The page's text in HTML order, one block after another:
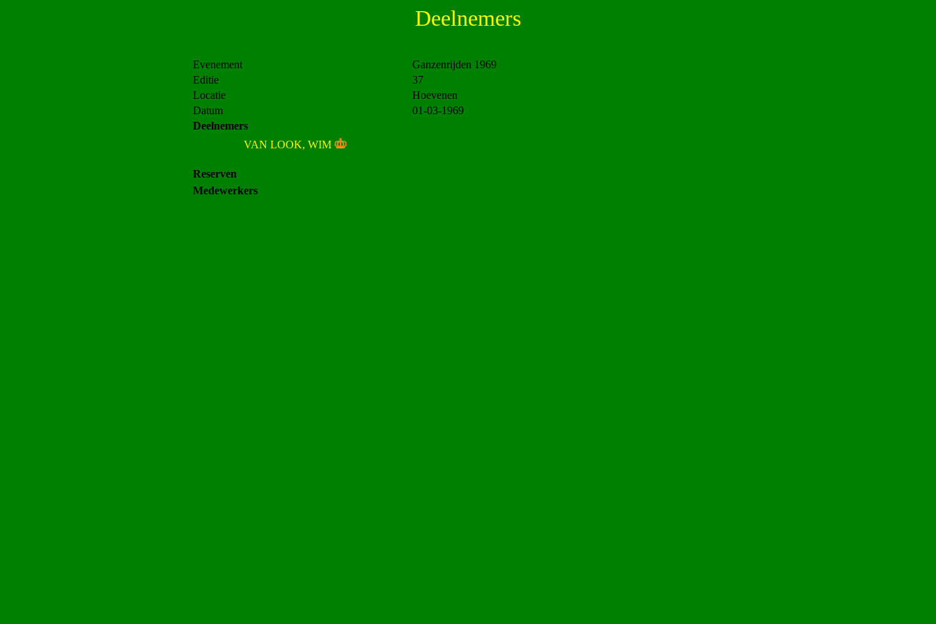
Deelnemers
Evenement
Ganzenrijden 1969
Editie
37
Locatie
Hoevenen
Datum
01-03-1969
Deelnemers
VAN LOOK, WIM
Reserven
Medewerkers